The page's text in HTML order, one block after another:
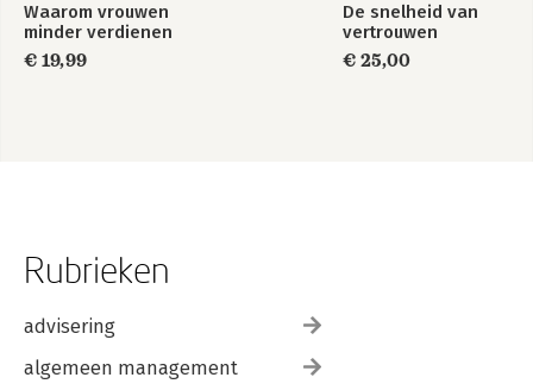
Waarom vrouwen
minder verdienen
€ 19,99
De snelheid van
vertrouwen
€ 25,00
Rubrieken
advisering
algemeen management